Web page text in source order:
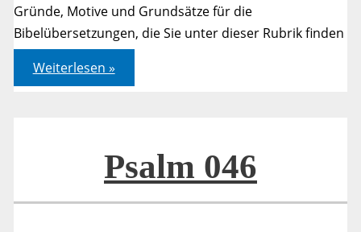
Gründe, Motive und Grundsätze für die
Bibelübersetzungen, die Sie unter dieser Rubrik finden
A)
Einführung
in
Weiterlesen »
Psalm 046